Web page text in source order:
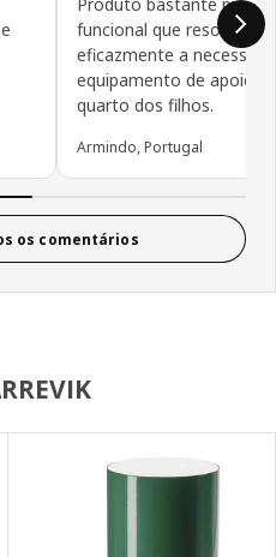
funcional que resolveu
eficazmente a
equipamento de apoio
quarto dos filhos.
Armindo, Portugal
os comentários